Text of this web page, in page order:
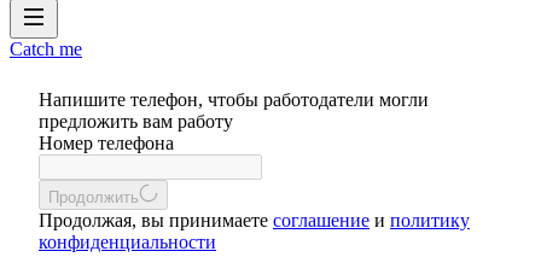
Catch me
Напишите телефон, чтобы работодатели могли
предложить вам работу
Номер телефона
Продолжить
Продолжая, вы принимаете соглашение и политику
конфиденциальности